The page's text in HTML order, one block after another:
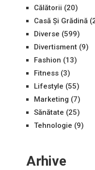
Călătorii (20)
Casă Și Grădină
Diverse (599)
Divertisment(9)
Fashion (13)
Fitness(3)
Lifestyle (55)
Marketing (7)
Sănătate (25)
Tehnologie (9)
Arhive